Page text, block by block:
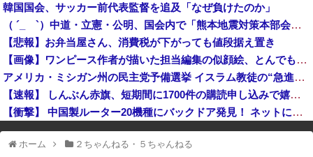
韓国国会、サッカー前代表監督を追及「なぜ負けたのか」
（ ´_ゝ`）中道・立憲・公明、国会内で「熊本地震対策本部会議」各省庁からヒアリング・現地から意見聴取「パーティション、人手、宿泊施設の不足や、外国人実習生の方々にも対応してほしい」今日の午後、政府に要望書を提出
【悲報】お弁当屋さん、消費税が下がっても値段据え置き
【画像】ワンピース作者が描いた担当編集の似顔絵、とんでもないことが書かれるｗｗｗｗ
アメリカ・ミシガン州の民主党予備選挙 イスラム教徒の“急進左派”候補が勝利確実に⋯トランプ氏は批判
【速報】 しんぶん赤旗、短期間に1700件の購読申し込みで嬉し泣き→「うそでーす」虚偽申し込みと判明→ 共産党が刑事告訴「厳重な処罰を求める」
【衝撃】 中国製ルーター20機種にバックドア発見！ ネットに繋ぐだけで35秒ごとに中国のサーバーと通信
※アドブロック等の広告非表示プラグインやアドオンを利用している場合、
一部のコンテンツが表示されなくなったり、サイト全体のレイアウトが崩れ
ホーム ２ちゃんねる・５ちゃんねる